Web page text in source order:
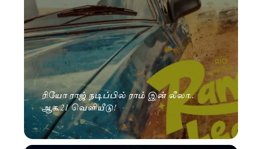
ரியோ ராஜ் நடிப்பில் ராம் இன் லீலா..
ஆக.21 வெளியீடு!